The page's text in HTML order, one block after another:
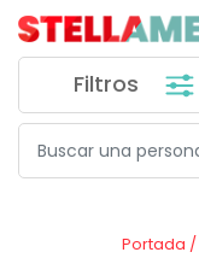
Filtros
Portada /